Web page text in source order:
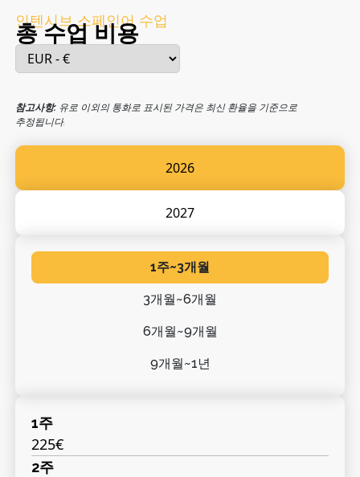
2026
2027
1주~3개월
3개월~6개월
6개월~9개월
9개월~1년
1주
225€
2주
인텐시브 스페인어 수업
총 수업 비용
참고사항:유로 이외의 통화로 표시된 가격은 최신 환율을 기준으로
추정됩니다.